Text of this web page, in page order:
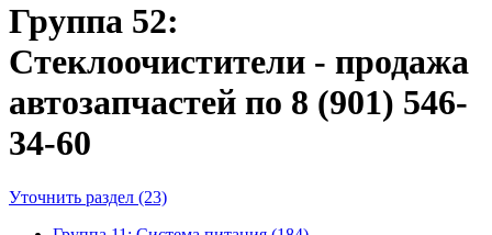
Группа 52:
Стеклоочистители - продажа
автозапчастей по 8 (901) 546-
34-60
Уточнить раздел (23)